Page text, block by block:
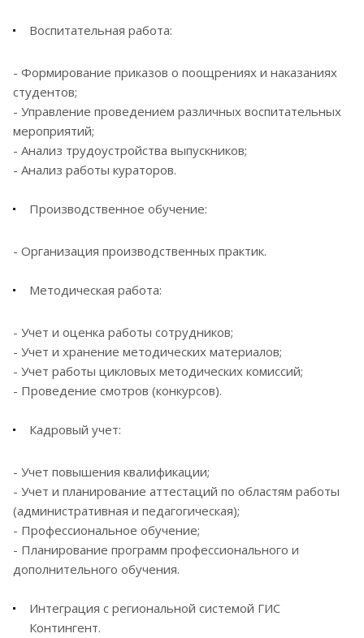
Воспитательная работа:
- Формирование приказов о поощрениях и наказаниях
студентов;
- Управление проведением различных воспитательных
мероприятий;
- Анализ трудоустройства выпускников;
- Анализ работы кураторов.
Производственное обучение:
- Организация производственных практик.
Методическая работа:
- Учет и оценка работы сотрудников;
- Учет и хранение методических материалов;
- Учет работы цикловых методических комиссий;
- Проведение смотров (конкурсов).
Кадровый учет:
- Учет повышения квалификации;
- Учет и планирование аттестаций по областям работы
(административная и педагогическая);
- Профессиональное обучение;
- Планирование программ профессионального и
дополнительного обучения.
Интеграция с региональной системой ГИС
Контингент.